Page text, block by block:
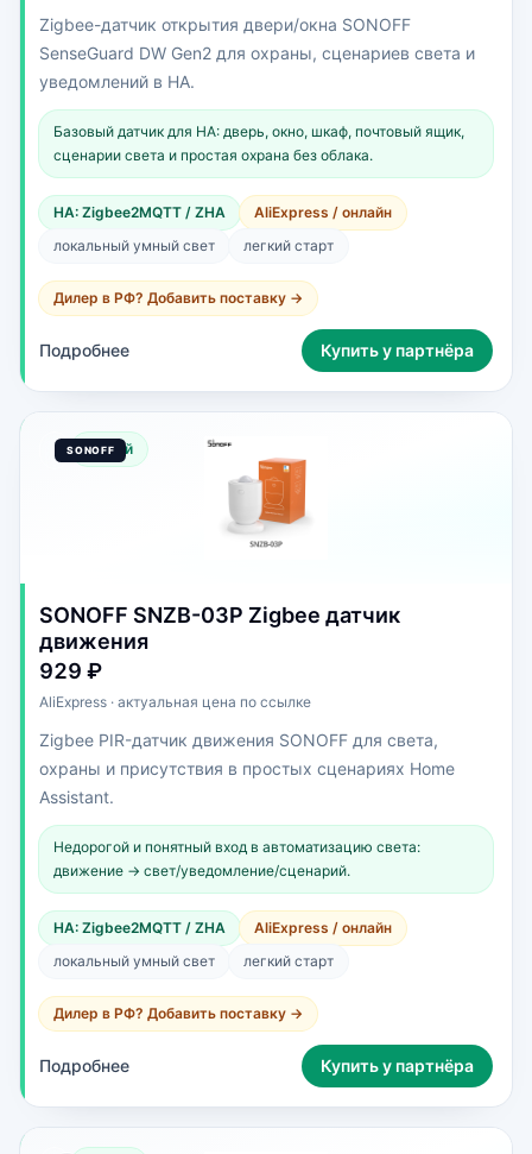
Zigbee-датчик открытия двери/окна SONOFF
SenseGuard DW Gen2 для охраны, сценариев света и
уведомлений в HA.
Базовый датчик для HA: дверь, окно, шкаф, почтовый ящик,
сценарии света и простая охрана без облака.
HA: Zigbee2MQTT / ZHA
AliExpress / онлайн
локальный умный свет
легкий старт
Дилер в РФ? Добавить поставку →
Подробнее Купить у партнёра
Новый
SONOFF SNZB-03P Zigbee датчик
движения
929 ₽
AliExpress · актуальная цена по ссылке
Zigbee PIR-датчик движения SONOFF для света,
охраны и присутствия в простых сценариях Home
Assistant.
Недорогой и понятный вход в автоматизацию света:
движение → свет/уведомление/сценарий.
HA: Zigbee2MQTT / ZHA
AliExpress / онлайн
локальный умный свет
легкий старт
Дилер в РФ? Добавить поставку →
Подробнее Купить у партнёра